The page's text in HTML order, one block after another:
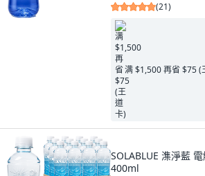
(21)
满 $1,500 再省 $75 (
SOLABLUE 潗淨藍
400ml